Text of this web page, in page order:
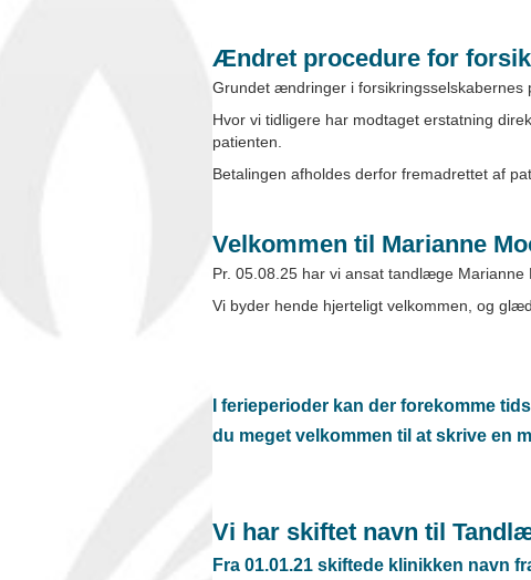
Ændret procedure for
Grundet ændringer i forsikringsselskabernes
Hvor vi tidligere har modtaget erstatning
patienten.
Betalingen afholdes derfor fremadrettet af
Velkommen til Marianne
Pr. 05.08.25 har vi ansat tandlæge Marianne
Vi byder hende hjerteligt velkommen, og
I ferieperioder kan der forekomme
du meget velkommen til at skrive en
Vi har skiftet navn til
Fra 01.01.21 skiftede klinikken